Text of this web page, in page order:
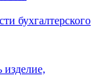
бухгалтерского